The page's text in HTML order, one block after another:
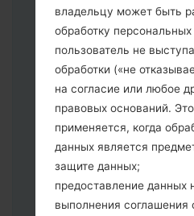
регулировки
телефон к ПК
Нажмите и
питание, громкости
Подключите USB
клавиши:
Нажмите и
питания и
Далее
программа Odin
владельцу может быть
обработку
пользователь не
обработки («не
на согласие или любое
правовых оснований.
применяется, когда
данных является
защите данных;
предоставление данных
выполнения соглашения